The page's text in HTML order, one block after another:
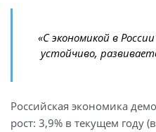
«С экономикой в
устойчиво,
Российская экономика
рост: 3,9% в текущем году